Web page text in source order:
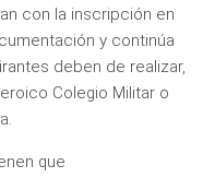
con la inscripción en
y continúa
deben de realizar,
Colegio Militar o
que